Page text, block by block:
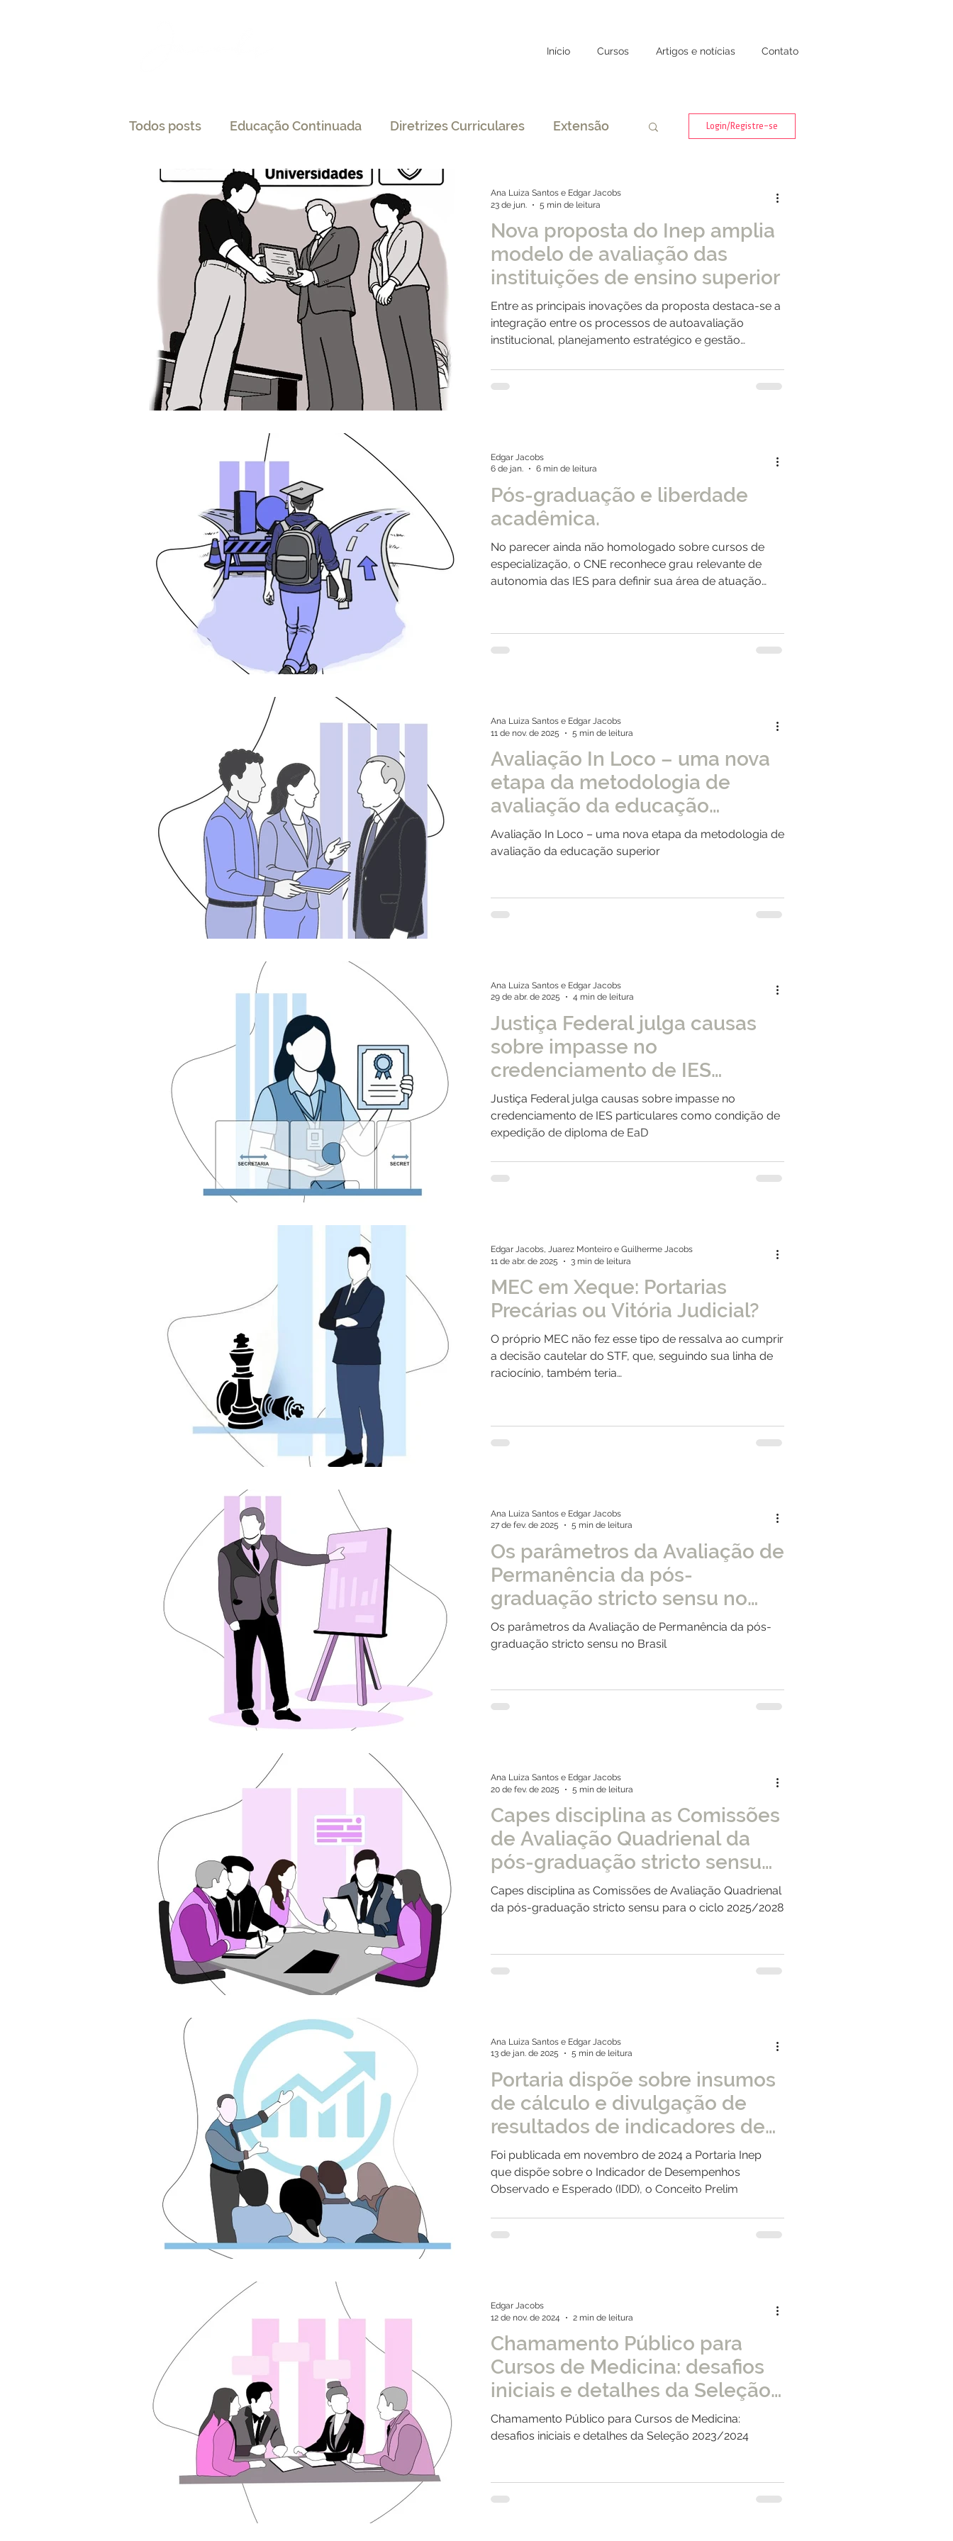
Início Cursos Artigos e notícias Contato
Todos posts Educação Continuada Diretrizes Curriculares Extensão
LGPD Tecnologia e Direito Educação Específica
Processo Seletivo Credenciamento EAD Legislação Educação
Pesquisas Medicina STF Justiça
especialização Jurisprudência ENAMED
Login/Registre-se
Nova proposta do Inep amplia
modelo de avaliação das
instituições de ensino superior
Entre as principais inovações da proposta destaca-se a
integração entre os processos de autoavaliação
institucional, planejamento estratégico e gestão
Ana Luiza Santos e Edgar Jacobs
23 de jun.
5 min de leitura
Pós-graduação e liberdade
acadêmica.
No parecer ainda não homologado sobre cursos de
especialização, o CNE reconhece grau relevante de
autonomia das IES para definir sua área de atuação
Edgar Jacobs
6 de jan.
6 min de leitura
Avaliação In Loco – uma nova
etapa da metodologia de
avaliação da educação
superior
Avaliação In Loco – uma nova etapa da metodologia de
avaliação da educação superior
Ana Luiza Santos e Edgar Jacobs
11 de nov. de 2025
5 min de leitura
Justiça Federal julga causas
sobre impasse no
credenciamento de IES
particulares como condição de
expedição de diploma de EaD
Justiça Federal julga causas sobre impasse no
credenciamento de IES particulares como condição de
expedição de diploma de EaD
Ana Luiza Santos e Edgar Jacobs
29 de abr. de 2025
4 min de leitura
MEC em Xeque: Portarias
Precárias ou Vitória Judicial?
O próprio MEC não fez esse tipo de ressalva ao cumprir
a decisão cautelar do STF, que, seguindo sua linha de
raciocínio, também teria…
Edgar Jacobs, Juarez Monteiro e Guilherme Jacobs
11 de abr. de 2025
3 min de leitura
Os parâmetros da Avaliação de
Permanência da pós-
graduação stricto sensu no
Brasil
Os parâmetros da Avaliação de Permanência da pós-
graduação stricto sensu no Brasil
Ana Luiza Santos e Edgar Jacobs
27 de fev. de 2025
5 min de leitura
Capes disciplina as Comissões
de Avaliação Quadrienal da
pós-graduação stricto sensu
para o ciclo 2025/2028
Capes disciplina as Comissões de Avaliação Quadrienal
da pós-graduação stricto sensu para o ciclo 2025/2028
Ana Luiza Santos e Edgar Jacobs
20 de fev. de 2025
5 min de leitura
Portaria dispõe sobre insumos
de cálculo e divulgação de
resultados de indicadores de
qualidade da educação
superior
Foi publicada em novembro de 2024 a Portaria Inep
que dispõe sobre o Indicador de Desempenhos
Observado e Esperado (IDD), o Conceito Prelim
Ana Luiza Santos e Edgar Jacobs
13 de jan. de 2025
5 min de leitura
Chamamento Público para
Cursos de Medicina: desafios
iniciais e detalhes da Seleção
2023/2024
Chamamento Público para Cursos de Medicina:
desafios iniciais e detalhes da Seleção 2023/2024
Edgar Jacobs
12 de nov. de 2024
2 min de leitura